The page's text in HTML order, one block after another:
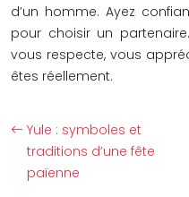
d’un homme. Ayez
pour choisir un
vous respecte, vous
êtes réellement.
Yule : symboles et
traditions d’une fête
païenne